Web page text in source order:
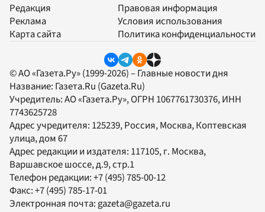
Редакция
Реклама
Карта сайта
Правовая информация
Условия использования
Политика конфиденциальности
© АО «Газета.Ру» (1999-2026) – Главные новости дня
Название: Газета.Ru (Gazeta.Ru)
Учредитель:АО «Газета.Ру», ОГРН 1067761730376, ИНН
7743625728
Адрес учредителя: 125239, Россия, Москва, Коптевская
улица, дом 67
Адрес редакции и издателя: 117105, г. Москва,
Варшавское шоссе, д.9, стр.1
Телефон редакции:+7 (495) 785-00-12
Факс:+7 (495) 785-17-01
Электронная почта:gazeta@gazeta.ru